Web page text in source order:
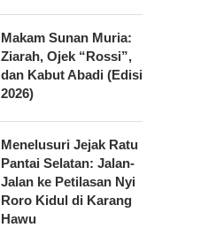
Makam Sunan Muria:
Ziarah, Ojek “Rossi”,
dan Kabut Abadi (Edisi
2026)
Menelusuri Jejak Ratu
Pantai Selatan: Jalan-
Jalan ke Petilasan Nyi
Roro Kidul di Karang
Hawu